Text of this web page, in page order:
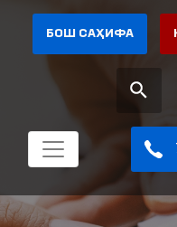
БОШ САҲИФА